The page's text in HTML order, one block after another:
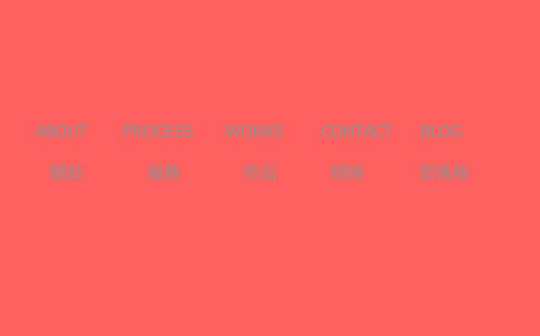
ABOUT
關於
PROCESS
服務
WORKS CONTACT
作品 聯絡 部落格
BLOG